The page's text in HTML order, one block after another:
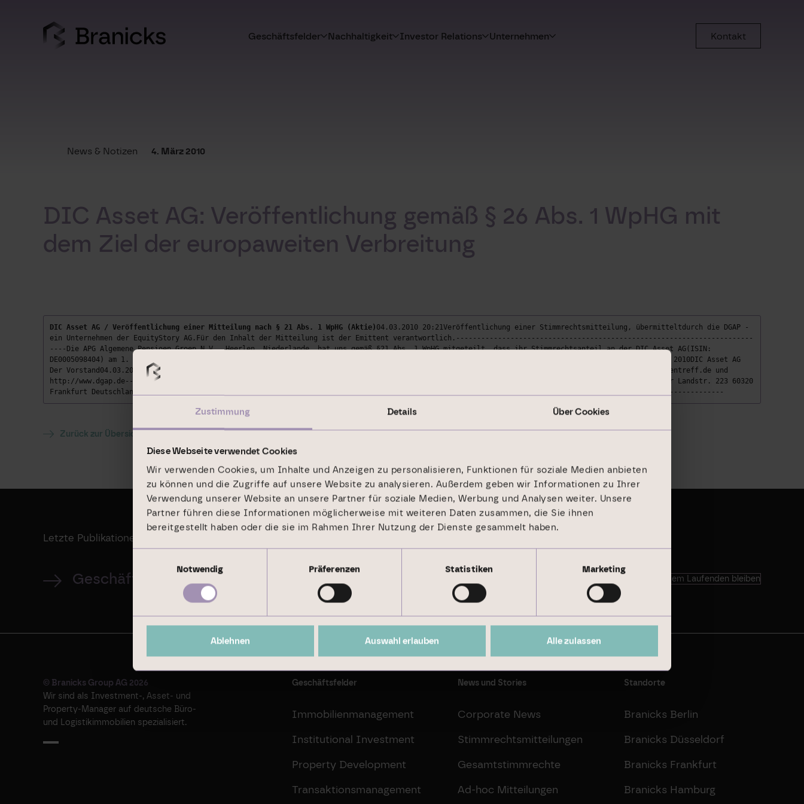
Zustimmung Details Über Cookies
Diese Webseite verwendet Cookies
Wir verwenden Cookies, um Inhalte und Anzeigen zu personalisieren, Funktionen für soziale Medien anbieten
zu können und die Zugriffe auf unsere Website zu analysieren. Außerdem geben wir Informationen zu Ihrer
Verwendung unserer Website an unsere Partner für soziale Medien, Werbung und Analysen weiter. Unsere
Partner führen diese Informationen möglicherweise mit weiteren Daten zusammen, die Sie ihnen
bereitgestellt haben oder die sie im Rahmen Ihrer Nutzung der Dienste gesammelt haben.
Notwendig
Präferenzen Statistiken Marketing
Ablehnen Auswahl erlauben Alle zulassen
Geschäftsfelder Nachhaltigkeit Investor Relations Unternehmen Kontakt
News & Notizen 4. März 2010
DIC Asset AG: Veröffentlichung gemäß § 26 Abs. 1 WpHG mit
dem Ziel der europaweiten Verbreitung
DIC Asset AG / Veröffentlichung einer Mitteilung nach § 21 Abs. 1 WpHG (Aktie) 04.03.2010 20:21Veröffentlichung einer Stimmrechtsmitteilung, übermitteltdurch die DGAP -
ein Unternehmen der EquityStory AG.Für den Inhalt der Mitteilung ist der Emittent verantwortlich.-----------------------------------------------------------------------
----Die APG Algemene Pensioen Groep N.V., Heerlen, Niederlande, hat uns gemäß §21 Abs. 1 WpHG mitgeteilt, dass ihr Stimmrechtsanteil an der DIC Asset AG(ISIN:
DE0005098404) am 1. Juli 2009 die Schwelle von 3 % überschritten hatund zu diesem Tag 3,48 % (1.089.760 Stimmrechte) beträgt.Frankfurt am Main, März 2010DIC Asset AG
Der Vorstand04.03.2010 Ad-hoc-Meldungen, Finanznachrichten und Pressemitteilungen übermittelt durch die DGAP.Medienarchiv unter http://www.dgap-medientreff.de und
http://www.dgap.de--------------------------------------------------------------------------- Sprache: DeutschUnternehmen: DIC Asset AG Eschersheimer Landstr. 223 60320
Frankfurt DeutschlandInternet: www.dic-asset.de Ende der Mitteilung DGAP News-Service ---------------------------------------------------------------------------
Zurück zur Übersicht
Letzte Publikationen
Geschäftsbericht 2024 Nachhaltigkeitsbericht 2024 Auf dem Laufenden bleiben
© Branicks Group AG 2026
Wir sind als ­Investment-, ­Asset- und
­Property-Manager auf deutsche ­Büro-
und Logistikimmobilien spezialisiert.
Geschäftsfelder
Immobilienmanagement
Institutional Investment
Property Development
Transaktionsmanagement
News und Stories
Corporate News
Stimmrechtsmitteilungen
Gesamtstimmrechte
Ad-hoc Mitteilungen
Standorte
Branicks Berlin
Branicks Düsseldorf
Branicks Frankfurt
Branicks Hamburg